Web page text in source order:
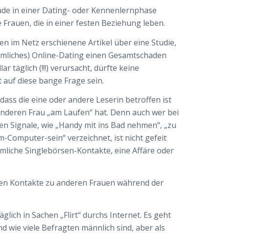
in einer Dating- oder Kennenlernphase
die in einer festen Beziehung leben.
im Netz erschienene Artikel über eine Studie,
Online-Dating einen Gesamtschaden
täglich (!!!) verursacht, dürfte keine
diese bange Frage sein.
die eine oder andere Leserin betroffen ist
Frau „am Laufen“ hat. Denn auch wer bei
wie „Handy mit ins Bad nehmen“, „zu
Computer-sein“ verzeichnet, ist nicht gefeit
Singlebörsen-Kontakte, eine Affäre oder
Kontakte zu anderen Frauen während der
in Sachen „Flirt“ durchs Internet. Es geht
wie viele Befragten männlich sind, aber als